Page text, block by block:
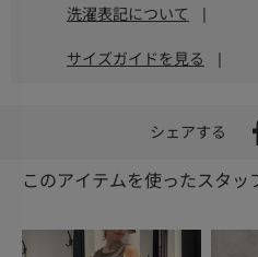
洗濯表記について |
サイズガイドを見る |
シェアする
このアイテムを使ったスタッ